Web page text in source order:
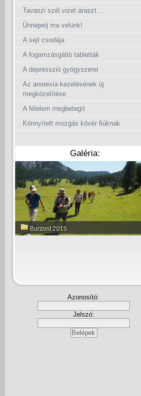
Tavaszi szél vizet áraszt...
Ünnepelj ma velünk!
A sejt csodája
A fogamzásgátló tabletták
A depresszió gyógyszerei
Az anorexia kezelésének új
megközelítése
A félelem megbetegít
Könnyített mozgás kövér fiúknak
Galéria:
Borzont 2015
Azonosító:
Jelszó: